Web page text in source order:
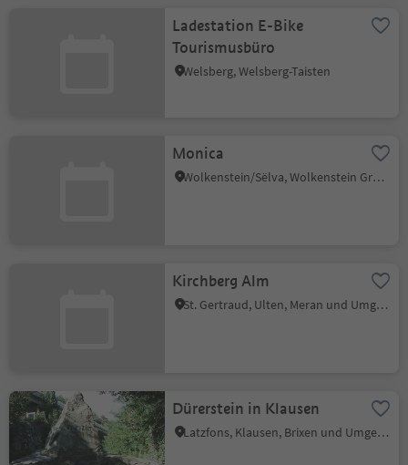
Ladestation E-Bike
Tourismusbüro
Welsberg, Welsberg-Taisten
Monica
Wolkenstein/Sëlva, Wolkenstein Gröden, Dolomitenregion Gröden
Kirchberg Alm
St. Gertraud, Ulten, Meran und Umgebung
Dürerstein in Klausen
Latzfons, Klausen, Brixen und Umgebung